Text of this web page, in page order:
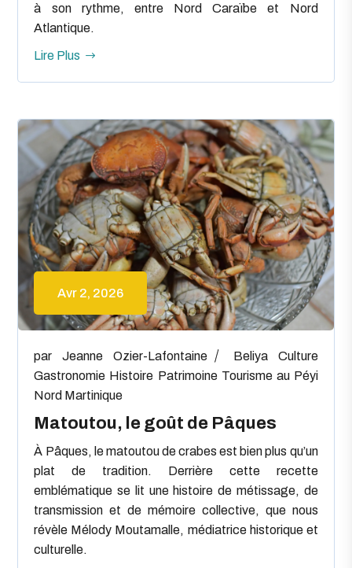
à son rythme, entre Nord Caraïbe et Nord
Atlantique.
Lire Plus
Avr 2, 2026
Matoutou, le goût de Pâques
parJeanne Ozier-Lafontaine Beliya
Culture
Gastronomie Histoire Patrimoine Tourisme au Péyi
Nord Martinique
À Pâques, le matoutou de crabes est bien plus qu’un
plat de tradition. Derrière cette recette
emblématique se lit une histoire de métissage, de
transmission et de mémoire collective, que nous
révèle Mélody Moutamalle, médiatrice historique et
culturelle.